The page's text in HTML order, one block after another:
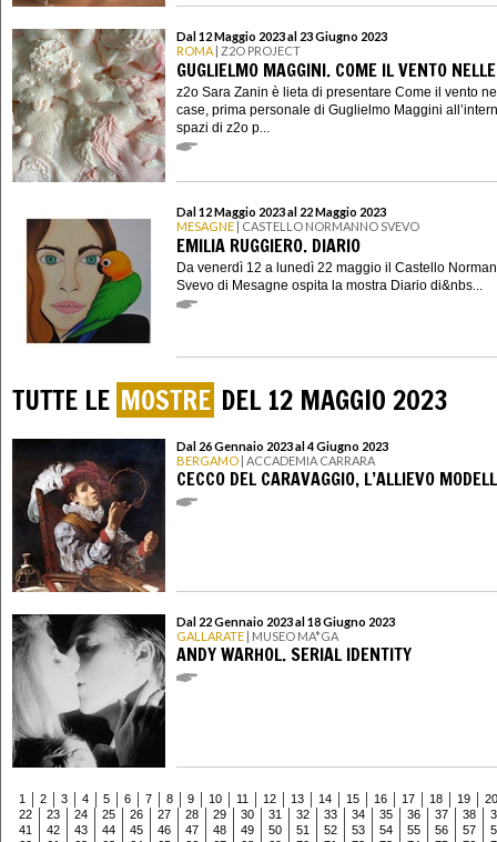
Dal 12 Maggio 2023 al 23 Giugno 2023
ROMA | Z2O PROJECT
GUGLIELMO MAGGINI. COME IL VENTO
z2o Sara Zanin è lieta di presentare Come il vento
case, prima personale di Guglielmo Maggini
spazi di z2o p...
Dal 12 Maggio 2023 al 22 Maggio 2023
MESAGNE | CASTELLO NORMANNO SVEVO
EMILIA RUGGIERO. DIARIO
Da venerdì 12 a lunedì 22 maggio il Castello
Svevo di Mesagne ospita la mostra Diario di&nbs...
TUTTE LE MOSTRE DEL 12 MAGGIO 2023
Dal 26 Gennaio 2023 al 4 Giugno 2023
BERGAMO | ACCADEMIA CARRARA
CECCO DEL CARAVAGGIO, L’ALLIEVO
Dal 22 Gennaio 2023 al 18 Giugno 2023
GALLARATE | MUSEO MA*GA
ANDY WARHOL. SERIAL IDENTITY
1 2 3 4 5 6 7 8 9 10 11 12 13 14 15 16 17 18 19
20
22
23 24 25 26 27 28 29 30 31 32 33 34 35 36 37 38
41
42 43 44 45 46 47 48 49 50 51 52 53 54 55 56 57